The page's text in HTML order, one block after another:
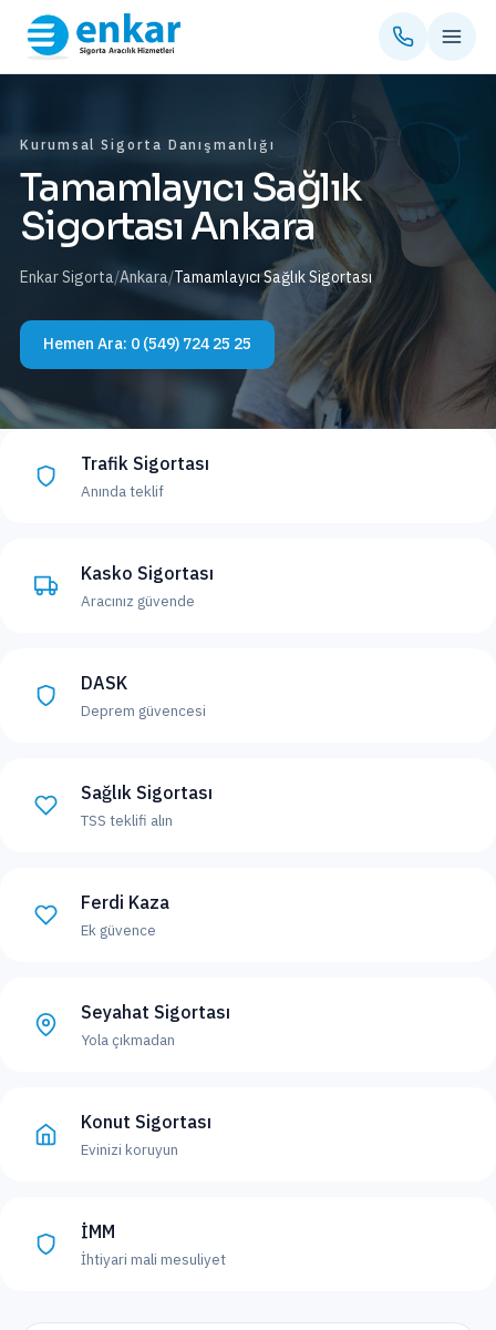
Kurumsal Sigorta Danışmanlığı
Tamamlayıcı Sağlık
Sigortası Ankara
Enkar Sigorta/Ankara/Tamamlayıcı Sağlık Sigortası
Hemen Ara: 0 (549) 724 25 25
Trafik Sigortası
Anında teklif
Kasko Sigortası
Aracınız güvende
DASK
Deprem güvencesi
Sağlık Sigortası
TSS teklifi alın
Ferdi Kaza
Ek güvence
Seyahat Sigortası
Yola çıkmadan
Konut Sigortası
Evinizi koruyun
İMM
İhtiyari mali mesuliyet